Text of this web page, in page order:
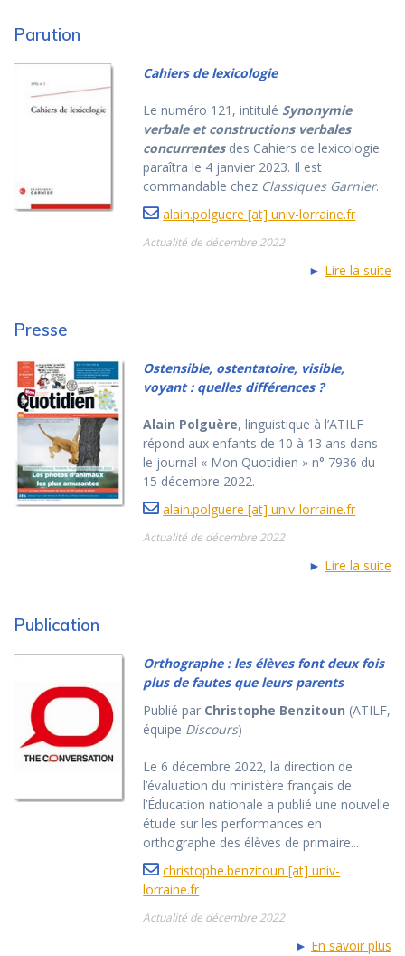
Parution
Cahiers de lexicologie
Le numéro 121, intitulé Synonymie
verbale et constructions verbales
concurrentesdes Cahiers de lexicologie
paraîtra le 4 janvier 2023. Il est
commandable chez Classiques Garnier.
alain.polguere [at] univ-lorraine.fr
Actualité de décembre 2022
► Lire la suite
Presse
Ostensible, ostentatoire, visible,
voyant : quelles différences ?
Alain Polguère, linguistique à l’ATILF
répond aux enfants de 10 à 13 ans dans
le journal « Mon Quotidien » n° 7936 du
15 décembre 2022.
alain.polguere [at] univ-lorraine.fr
Actualité de décembre 2022
► Lire la suite
Publication
Orthographe : les élèves font deux fois
plus de fautes que leurs parents
Publié par Christophe Benzitoun (ATILF,
équipe Discours)
Le 6 décembre 2022, la direction de
l’évaluation du ministère français de
l’Éducation nationale a publié une nouvelle
étude sur les performances en
orthographe des élèves de primaire...
christophe.benzitoun [at] univ-
lorraine.fr
Actualité de décembre 2022
► En savoir plus